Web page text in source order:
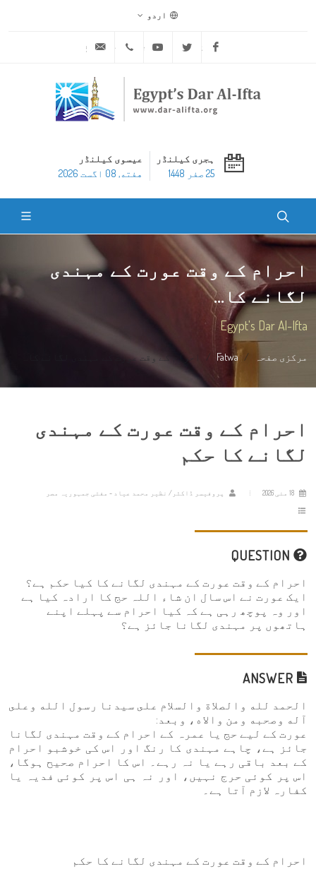
اردو
Facebook
Twitter
Youtube
ہجری کیلنڈر
25 صفر 1448
عیسوی کیلنڈر
هفته, 08 اگست 2026
احرام کے وقت عورت کے مہندی
لگانے کا...
Egypt's Dar Al-Ifta
مرکزی صفحہ Fatwa احرام کے وقت عورت کے مہندی لگانے کا...
احرام کے وقت عورت کے مہندی
لگانے کا حکم
پروفیسر ڈاکٹر/ نظیر محمد عیاد - مفتی جمہوریہ مصر
احرام کے وقت عورت کے مہندی لگانے کا کیا حکم ہے؟
ایک عورت نے اس سال ان شاء اللہ حج کا ارادہ کیا ہے
اور وہ پوچھ رہی ہے کہ کیا احرام سے پہلے اپنے
ہاتھوں پر مہندی لگانا جائز ہے؟
الحمد لله والصلاة والسلام على سيدنا رسول الله وعلى
آله وصحبه ومن والاه، وبعد:
عورت کے لیے حج یا عمرہ کے احرام کے وقت مہندی لگانا
جائز ہے، چاہے مہندی کا رنگ اور اس کی خوشبو احرام
کے بعد باقی رہے یا نہ رہے۔ اس کا احرام صحیح ہوگا،
اس پر کوئی حرج نہیں، اور نہ ہی اس پر کوئی فدیہ یا
کفارہ لازم آتا ہے۔
احرام کے وقت عورت کے مہندی لگانے کا حکم